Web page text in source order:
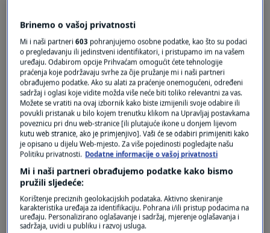
Oglas
OBAVIJEST KUPCIMA
Kaufland povukao proizvod: "Ako ste ga
kupili, nemojte ga konzumirati"
VIJESTI|17. velj.| 1
USKORO U NJEMAČKOJ...
Kaufland uvodi promjenu za kupce
EKONOMIJA|29. sij.| 0
EVO KAKO ĆEMO KUPOVATI
Brinemo o vašoj privatnosti
Mi i naši partneri603 pohranjujemo osobne podatke, kao što su podaci
o pregledavanju ili jedinstveni identifikatori, i pristupamo im na vašem
uređaju. Odabirom opcije Prihvaćam omogućit ćete tehnologije
praćenja koje podržavaju svrhe za čije pružanje mi i naši partneri
obrađujemo podatke. Ako su alati za praćenje onemogućeni, određeni
sadržaj i oglasi koje vidite možda više neće biti toliko relevantni za vas.
Možete se vratiti na ovaj izbornik kako biste izmijenili svoje odabire ili
povukli pristanak u bilo kojem trenutku klikom na Upravljaj postavkama
poveznicu pri dnu web-stranice [ili plutajuće ikone u donjem lijevom
kutu web stranice, ako je primjenjivo]. Vaši će se odabiri primijeniti kako
je opisano u dijelu Web-mjesto. Za više pojedinosti pogledajte našu
Politiku privatnosti. Dodatne informacije o vašoj privatnosti
Mi i naši partneri obrađujemo podatke kako bismo
pružili sljedeće:
Korištenje preciznih geolokacijskih podataka. Aktivno skeniranje
karakteristika uređaja za identifikaciju. Pohrana i/ili pristup podacima na
uređaju. Personalizirano oglašavanje i sadržaj, mjerenje oglašavanja i
sadržaja, uvidi u publiku i razvoj usluga.